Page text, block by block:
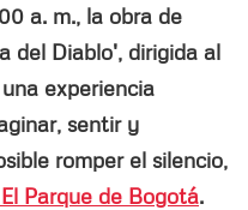
a. m., la obra de
del Diablo', dirigida al
experiencia
sentir y
romper el silencio,
Parque de Bogotá.